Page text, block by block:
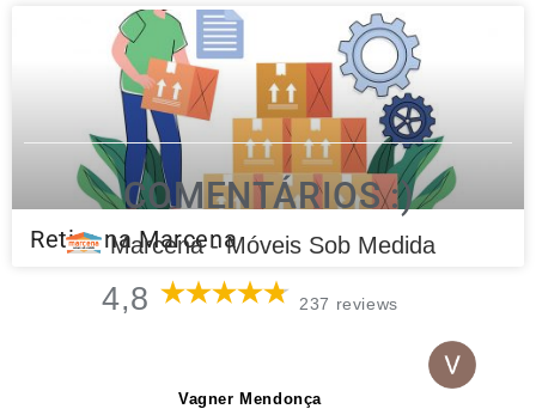
Retire na Marcena
COMENTÁRIOS :)
Marcena - Móveis Sob Medida
4,8 237 reviews
Vagner Mendonça